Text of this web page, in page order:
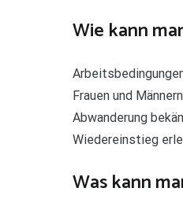
Wie kann
Frauen und
Abwanderung
Wiedereinstieg
Was kann